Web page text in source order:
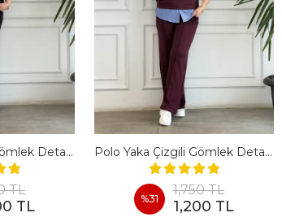
Polo Yaka Çizgili Gömlek Detaylı Kısa Kollu Takım - SIYAH
TL
TL
Polo Yaka Çizgili Gömlek Detaylı Kısa Kollu Takım - BORDO
%31
1,750 TL
1,200 TL